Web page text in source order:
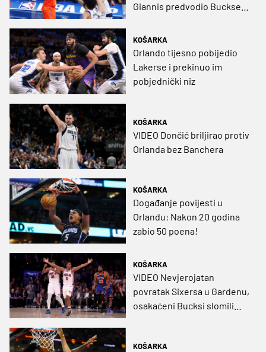
Giannis predvodio Buckse
KOŠARKA
Orlando tijesno pobijedio
Lakerse i prekinuo im
pobjednički niz
KOŠARKA
VIDEO Dončić briljirao protiv
Orlanda bez Banchera
KOŠARKA
Događanje povijesti u
Orlandu: Nakon 20 godina
zabio 50 poena!
KOŠARKA
VIDEO Nevjerojatan
povratak Sixersa u Gardenu,
osakaćeni Bucksi slomili
KOŠARKA